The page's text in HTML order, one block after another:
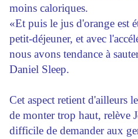
moins caloriques.
«Et puis le jus d'orange est
petit-déjeuner, et avec
nous avons tendance à
Daniel Sleep.
Cet aspect retient d'ailleurs
de monter trop haut, relève
difficile de demander aux